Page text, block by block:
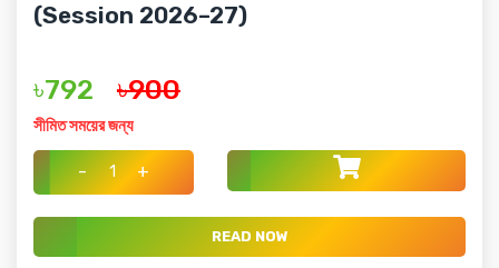
(Session 2026–27)
৳792 ৳900
সীমিত সময়ের জন্য
- +
READ NOW